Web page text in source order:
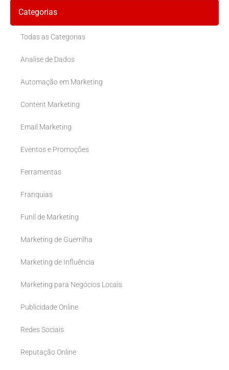
Categorias
Todas as Categorias
Analise de Dados
Automação em Marketing
Content Marketing
Email Marketing
Eventos e Promoções
Ferramentas
Franquias
Funil de Marketing
Marketing de Guerrilha
Marketing de Influência
Marketing para Negócios Locais
Publicidade Online
Redes Sociais
Reputação Online